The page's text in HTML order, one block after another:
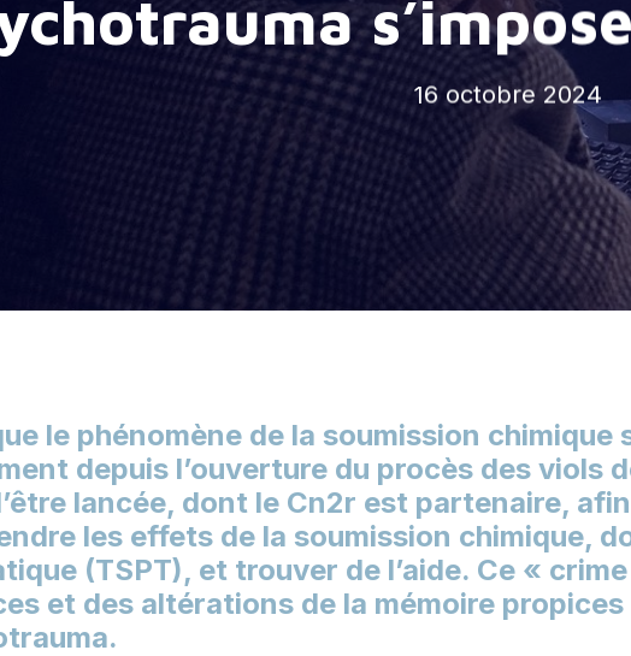
16 octobre 2024
le phénomène de la soumission chimique
depuis l’ouverture du procès des viols
lancée, dont le Cn2r est partenaire,
les effets de la soumission chimique,
(TSPT), et trouver de l’aide. Ce «
et des altérations de la mémoire propices